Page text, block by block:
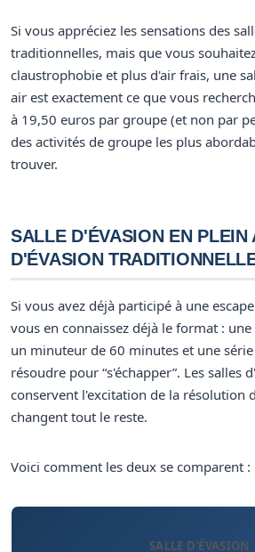
Si vous appréciez les sensations des
traditionnelles, mais que vous
claustrophobie et plus d'air frais, une
air est exactement ce que vous
à 19,50 euros par groupe (et non par
des activités de groupe les plus
trouver.
SALLE D'ÉVASION EN PLEIN
D'ÉVASION
Si vous avez déjà participé à une
vous en connaissez déjà le format :
un minuteur de 60 minutes et une
résoudre pour “s'échapper”. Les salles
conservent l'excitation de la résolution
changent tout le reste.
Voici comment les deux se comparent :
SALLE D'ÉVASION